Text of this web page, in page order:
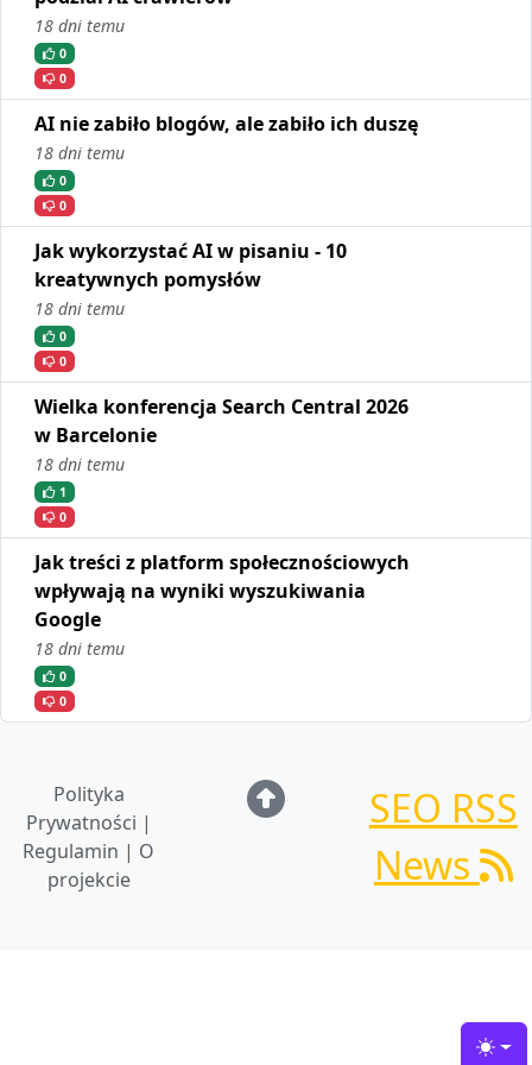
18 dni temu
0
0
AI nie zabiło blogów, ale zabiło ich duszę
18 dni temu
0
0
Jak wykorzystać AI w pisaniu - 10
kreatywnych pomysłów
18 dni temu
0
0
Wielka konferencja Search Central 2026
w Barcelonie
18 dni temu
1
0
Jak treści z platform społecznościowych
wpływają na wyniki wyszukiwania
Google
18 dni temu
0
0
Polityka
Prywatności |
Regulamin | O
projekcie
SEO RSS
News